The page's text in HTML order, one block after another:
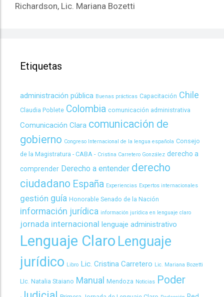
Richardson, Lic. Mariana Bozetti
Etiquetas
administración pública Buenas prácticas Capacitación Chile
Claudia Poblete Colombia comunicación administrativa
Comunicación Clara comunicación de
gobierno Congreso Internacional de la lengua española Consejo
de la Magistratura - CABA - Cristina Carretero González derecho a
comprender Derecho a entender derecho
ciudadano España Experiencias Expertos internacionales
gestión guía Honorable Senado de la Nación
información jurídica información jurídica en lenguaje claro
jornada internacional lenguaje administrativo
Lenguaje Claro Lenguaje
jurídico Libro Lic. Cristina Carretero Lic. Mariana Bozetti
LIc. Natalia Staiano Manual Mendoza Noticias Poder